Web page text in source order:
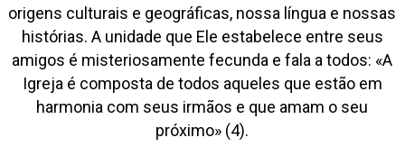
origens culturais e geográficas, nossa língua e nossas
histórias. A unidade que Ele estabelece entre seus
amigos é misteriosamente fecunda e fala a todos: «A
Igreja é composta de todos aqueles que estão em
harmonia com seus irmãos e que amam o seu
próximo» (4).